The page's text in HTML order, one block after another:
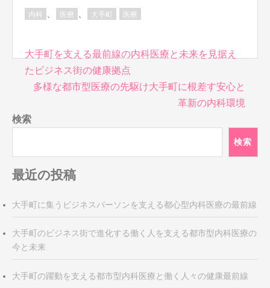
内科 医療 大手町 医療
投
稿
ナ
ゲ
ー
ョ
ン
大手町を支える最前線の内科医療と未来を見据え
たビジネス街の健康拠点
多様な都市型医療の先駆け大手町に根差す安心と
革新の内科環境
検索
検索
最近の投稿
大手町に集うビジネスパーソンを支える都心型内科医療の最前線
大手町のビジネス街で進化する働く人を支える都市型内科医療の
今と未来
大手町の躍動を支える都市型内科医療と働く人々の健康最前線